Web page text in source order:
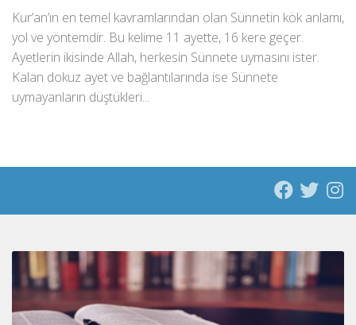
Kur’an’ın en temel kavramlarından olan Sünnetin kök anlamı,
yol ve yöntemdir. Bu kelime 11 ayette, 16 kere geçer.
Ayetlerin ikisinde Allah, herkesin Sünnete uymasını ister.
Kalan dokuz ayet ve bağlantılarında ise Sünnete
uymayanların düştükleri...